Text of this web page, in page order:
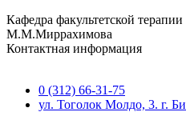
Кафедра факультетской
М.М.Миррахимова
Контактная информация
0 (312) 66-31-75
ул. Тоголок Молдо, 3. г.